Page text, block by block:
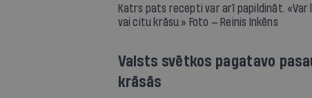
Katrs pats recepti var arī papildināt.
vai citu krāsu.» Foto — Reinis Inkēns
Valsts svētkos pagatavo
krāsās